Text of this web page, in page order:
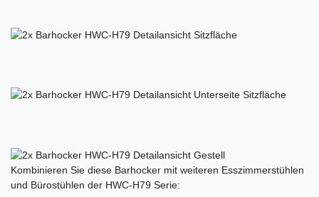
Kombinieren Sie diese Barhocker mit weiteren Esszimmerstühlen
und Bürostühlen der HWC-H79 Serie: